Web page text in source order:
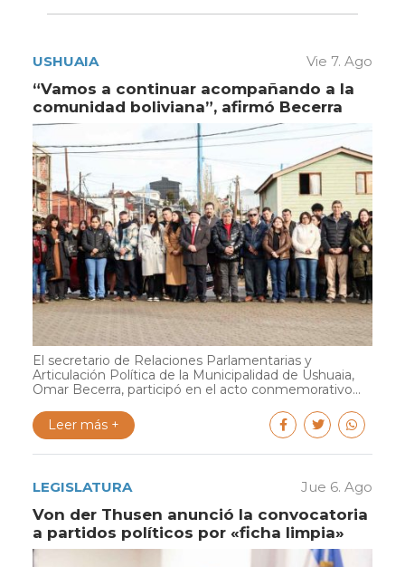
USHUAIA Vie 7. Ago
“Vamos a continuar acompañando a la
comunidad boliviana”, afirmó Becerra
El secretario de Relaciones Parlamentarias y
Articulación Política de la Municipalidad de Ushuaia,
Omar Becerra, participó en el acto conmemorativo...
Leer más +
LEGISLATURA Jue 6. Ago
Von der Thusen anunció la convocatoria
a partidos políticos por «ficha limpia»